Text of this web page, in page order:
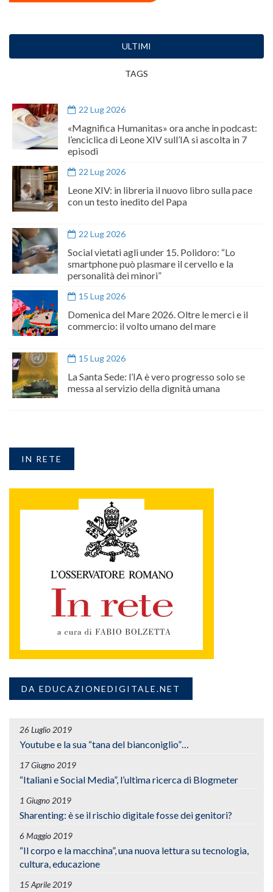
ULTIMI
TAGS
22 Lug 2026
«Magnifica Humanitas» ora anche in podcast:
l’enciclica di Leone XIV sull’IA si ascolta in 7
episodi
22 Lug 2026
Leone XIV: in libreria il nuovo libro sulla pace
con un testo inedito del Papa
22 Lug 2026
Social vietati agli under 15. Polidoro: “Lo
smartphone può plasmare il cervello e la
personalità dei minori”
15 Lug 2026
Domenica del Mare 2026. Oltre le merci e il
commercio: il volto umano del mare
15 Lug 2026
La Santa Sede: l’IA è vero progresso solo se
messa al servizio della dignità umana
IN RETE
DA EDUCAZIONEDIGITALE.NET
26 Luglio 2019
Youtube e la sua “tana del bianconiglio”…
17 Giugno 2019
“Italiani e Social Media”, l’ultima ricerca di Blogmeter
1 Giugno 2019
Sharenting: è se il rischio digitale fosse dei genitori?
6 Maggio 2019
“Il corpo e la macchina”, una nuova lettura su tecnologia,
cultura, educazione
15 Aprile 2019